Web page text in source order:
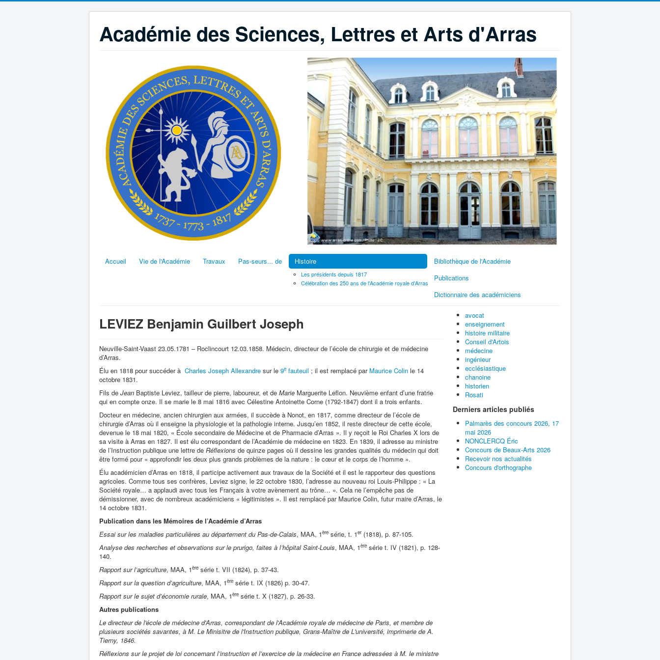
Académie des Sciences, Lettres et Arts d'Arras
Accueil Vie de l'Académie Travaux Pas-seurs... de Histoire
Les présidents depuis 1817
Célébration des 250 ans de l'Académie royale d'Arras
Bibliothèque de l'Académie
Publications
Dictionnaire des académiciens
LEVIEZ Benjamin Guilbert Joseph
Neuville-Saint-Vaast 23.05.1781 – Roclincourt 12.03.1858. Médecin, directeur de l’école de chirurgie et de médecine
d’Arras.
Élu en 1818 pour succéder à Charles Joseph Allexandre sur le 9e fauteuil ; il est remplacé par Maurice Colin le 14
octobre 1831.
Fils de Jean Baptiste Leviez, tailleur de pierre, laboureur, et de Marie Marguerite Leflon. Neuvième enfant d’une fratrie
qui en compte onze. Il se marie le 8 mai 1816 avec Célestine Antoinette Corne (1792-1847) dont il a trois enfants.
Docteur en médecine, ancien chirurgien aux armées, il succède à Nonot, en 1817, comme directeur de l’école de
chirurgie d’Arras où il enseigne la physiologie et la pathologie interne. Jusqu’en 1852, il reste directeur de cette école,
devenue le 18 mai 1820, « École secondaire de Médecine et de Pharmacie d’Arras ». Il y reçoit le Roi Charles X lors de
sa visite à Arras en 1827. Il est élu correspondant de l’Académie de médecine en 1823. En 1839, il adresse au ministre
de l’Instruction publique une lettre de Réflexions de quinze pages où il dessine les grandes qualités du médecin qui doit
être formé pour « approfondir les deux plus grands problèmes de la nature : le cœur et le corps de l’homme ».
Élu académicien d’Arras en 1818, il participe activement aux travaux de la Société et il est le rapporteur des questions
agricoles. Comme tous ses confrères, Leviez signe, le 22 octobre 1830, l’adresse au nouveau roi Louis-Philippe : « La
Société royale… a applaudi avec tous les Français à votre avènement au trône… ». Cela ne l’empêche pas de
démissionner, avec de nombreux académiciens « légitimistes ». Il est remplacé par Maurice Colin, futur maire d’Arras, le
14 octobre 1831.
Publication dans les Mémoires de l’Académie d’Arras
Essai sur les maladies particulières au département du Pas-de-Calais, MAA, 1ère série, t. 1er (1818), p. 87-105.
Analyse des recherches et observations sur le prurigo, faites à l’hôpital Saint-Louis, MAA, 1ère série t. IV (1821), p. 128-
140.
Rapport sur l’agriculture, MAA, 1ère série t. VII (1824), p. 37-43.
Rapport sur la question d’agriculture, MAA, 1ère série t. IX (1826) p. 30-47.
Rapport sur le sujet d’économie rurale, MAA, 1ère série t. X (1827), p. 26-33.
Autres publications
Le directeur de l'école de médecine d'Arras, correspondant de l'Académie royale de médecine de Paris, et membre de
plusieurs sociétés savantes, à M. Le Minisitre de l'Instruction publique, Grans-Maître de L'université, imprimerie de A.
Tierny, 1846.
Réflexions sur le projet de loi concernant l’instruction et l’exercice de la médecine en France adressées à M. le ministre
avocat
enseignement
histoire militaire
Conseil d'Artois
médecine
ingénieur
ecclésiastique
chanoine
historien
Rosati
Derniers articles publiés
Palmarès des concours 2026, 17
mai 2026
NONCLERCQ Éric
Concours de Beaux-Arts 2026
Recevoir nos actualités
Concours d'orthographe